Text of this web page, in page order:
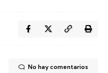
No hay comentarios